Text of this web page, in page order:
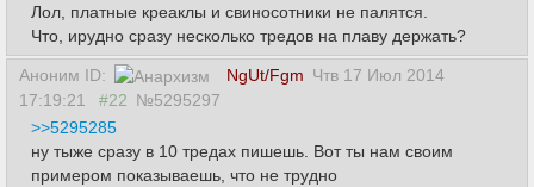
Лол, платные креаклы и свиносотники не палятся.
Что, ирудно сразу несколько тредов на плаву держать?
Аноним ID: NgUt/Fgm Чтв 17 Июл 2014
17:19:21
#22 №5295297
>>5295285
ну тыже сразу в 10 тредах пишешь. Вот ты нам своим
примером показываешь, что не трудно